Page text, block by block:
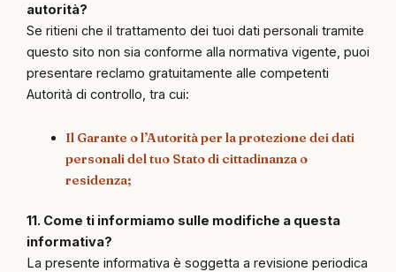
autorità?
Se ritieni che il trattamento dei tuoi dati personali tramite
questo sito non sia conforme alla normativa vigente, puoi
presentare reclamo gratuitamente alle competenti
Autorità di controllo, tra cui:
Il Garante o l’Autorità per la protezione dei dati
personali del tuo Stato di cittadinanza o
residenza;
11. Come ti informiamo sulle modifiche a questa
informativa?
La presente informativa è soggetta a revisione periodica